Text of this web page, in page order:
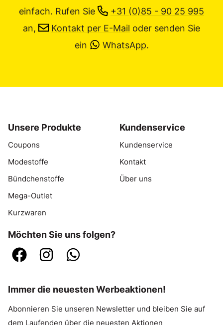
einfach. Rufen Sie
+31 (0)85 - 90 25 995
an,
Kontakt per E-Mail oder senden Sie
ein
WhatsApp.
Unsere Produkte
Coupons
Modestoffe
Bündchenstoffe
Mega-Outlet
Kurzwaren
Kundenservice
Kundenservice
Kontakt
Über uns
Möchten Sie uns folgen?
Immer die neuesten Werbeaktionen!
Abonnieren Sie unseren Newsletter und bleiben Sie auf
dem Laufenden über die neuesten Aktionen